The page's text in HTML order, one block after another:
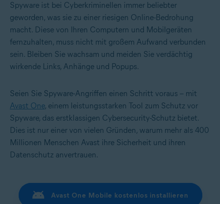
Spyware ist bei Cyberkriminellen immer beliebter
geworden, was sie zu einer riesigen Online-Bedrohung
macht. Diese von Ihren Computern und Mobilgeräten
fernzuhalten, muss nicht mit großem Aufwand verbunden
sein. Bleiben Sie wachsam und meiden Sie verdächtig
wirkende Links, Anhänge und Popups.
Seien Sie Spyware-Angriffen einen Schritt voraus – mit
Avast One, einem leistungsstarken Tool zum Schutz vor
Spyware, das erstklassigen Cybersecurity-Schutz bietet.
Dies ist nur einer von vielen Gründen, warum mehr als 400
Millionen Menschen Avast ihre Sicherheit und ihren
Datenschutz anvertrauen.
Avast One Mobile kostenlos installieren